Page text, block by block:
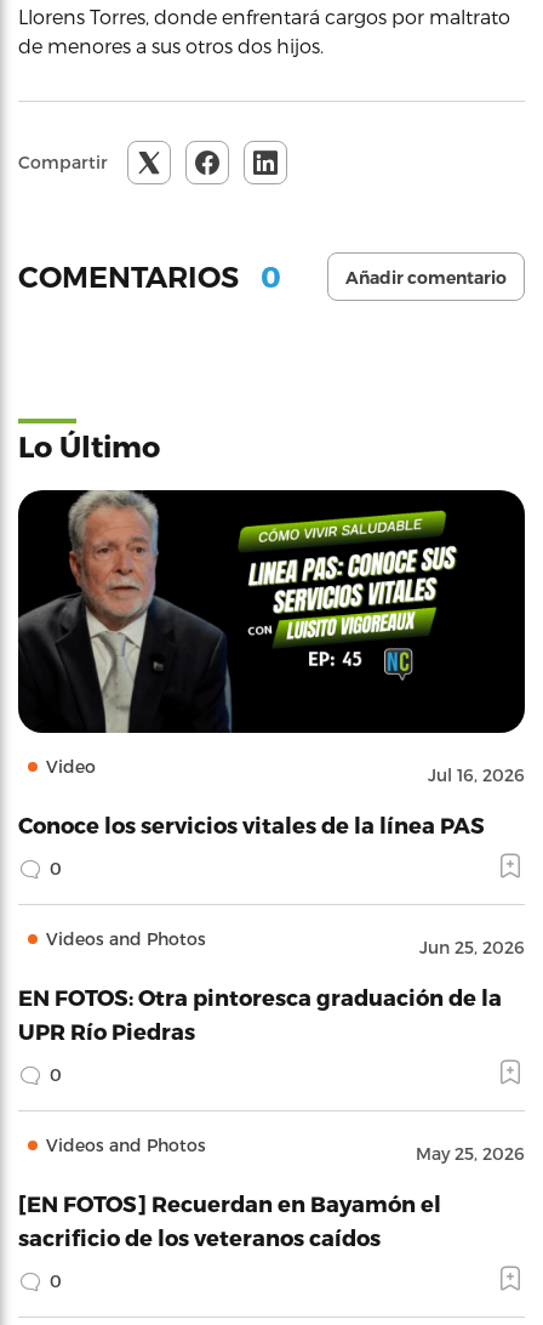
Llorens Torres, donde enfrentará cargos por maltrato
de menores a sus otros dos hijos.
Compartir
COMENTARIOS 0 Añadir comentario
Lo Último
Video Jul 16, 2026
Conoce los servicios vitales de la línea PAS
0
Videos and Photos Jun 25, 2026
EN FOTOS: Otra pintoresca graduación de la
UPR Río Piedras
0
Videos and Photos May 25, 2026
[EN FOTOS] Recuerdan en Bayamón el
sacrificio de los veteranos caídos
0